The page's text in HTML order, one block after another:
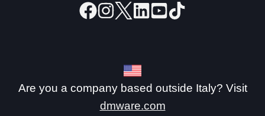
Are you a company based outside Italy? Visit
dmware.com